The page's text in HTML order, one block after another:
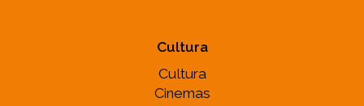
Cultura
Cultura
Cinemas